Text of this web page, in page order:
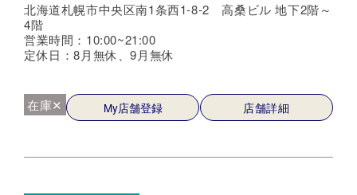
北海道札幌市中央区南1条西1-8-2 高桑ビル 地下2階～
4階
営業時間：10:00~21:00
定休日：8月無休、9月無休
在庫✕ My店舗登録 店舗詳細